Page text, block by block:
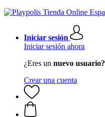
Iniciar sesión
Iniciar sesión ahora
¿Eres un nuevo usuario?
Crear una cuenta